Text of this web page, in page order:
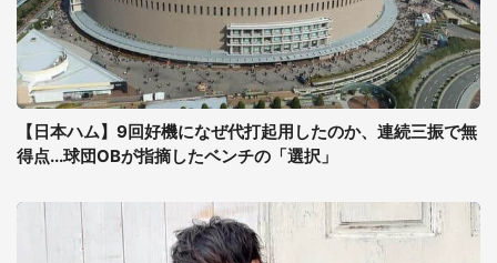
【日本ハム】9回好機になぜ代打起用したのか、連続三振で無
得点...球団OBが指摘したベンチの「選択」